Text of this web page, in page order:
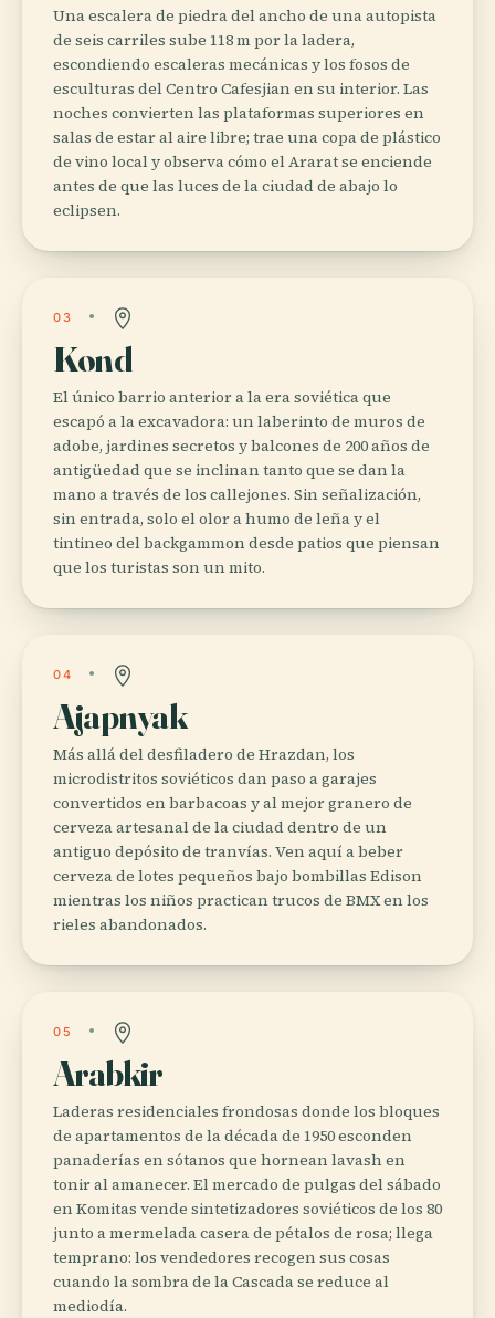
Una escalera de piedra del ancho de una autopista
de seis carriles sube 118 m por la ladera,
escondiendo escaleras mecánicas y los fosos de
esculturas del Centro Cafesjian en su interior. Las
noches convierten las plataformas superiores en
salas de estar al aire libre; trae una copa de plástico
de vino local y observa cómo el Ararat se enciende
antes de que las luces de la ciudad de abajo lo
eclipsen.
03
Kond
El único barrio anterior a la era soviética que
escapó a la excavadora: un laberinto de muros de
adobe, jardines secretos y balcones de 200 años de
antigüedad que se inclinan tanto que se dan la
mano a través de los callejones. Sin señalización,
sin entrada, solo el olor a humo de leña y el
tintineo del backgammon desde patios que piensan
que los turistas son un mito.
04
Ajapnyak
Más allá del desfiladero de Hrazdan, los
microdistritos soviéticos dan paso a garajes
convertidos en barbacoas y al mejor granero de
cerveza artesanal de la ciudad dentro de un
antiguo depósito de tranvías. Ven aquí a beber
cerveza de lotes pequeños bajo bombillas Edison
mientras los niños practican trucos de BMX en los
rieles abandonados.
05
Arabkir
Laderas residenciales frondosas donde los bloques
de apartamentos de la década de 1950 esconden
panaderías en sótanos que hornean lavash en
tonir al amanecer. El mercado de pulgas del sábado
en Komitas vende sintetizadores soviéticos de los 80
junto a mermelada casera de pétalos de rosa; llega
temprano: los vendedores recogen sus cosas
cuando la sombra de la Cascada se reduce al
mediodía.